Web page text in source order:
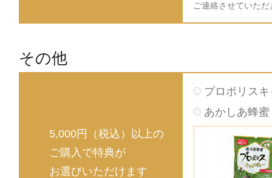
ご連絡させていた
その他
5,000円（税込）以上の
ご購入で特典が
お選びいただけます
プロポリス
あかしあ蜂